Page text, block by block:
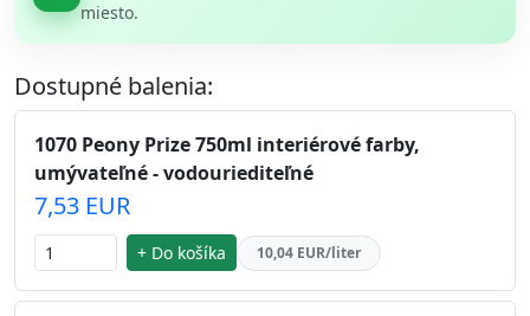
miesto.
Dostupné balenia:
1070 Peony Prize 750ml interiérové farby,
umývateľné - vodouriediteľné
7,53 EUR
+ Do košíka 10,04 EUR/liter